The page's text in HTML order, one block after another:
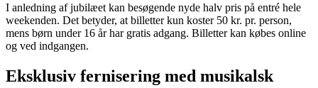
I anledning af jubilæet kan besøgende nyde halv pris på entré hele
weekenden. Det betyder, at billetter kun koster 50 kr. pr. person,
mens børn under 16 år har gratis adgang. Billetter kan købes online
og ved indgangen.
Eksklusiv fernisering med musikalsk